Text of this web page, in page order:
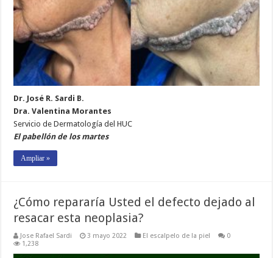
Dr. José R. Sardi B.
Dra. Valentina Morantes
Servicio de Dermatología del HUC
El pabellón de los martes
Ampliar »
¿Cómo repararía Usted el defecto dejado al
resacar esta neoplasia?
Jose Rafael Sardi 3 mayo 2022 El escalpelo de la piel
0
1,238